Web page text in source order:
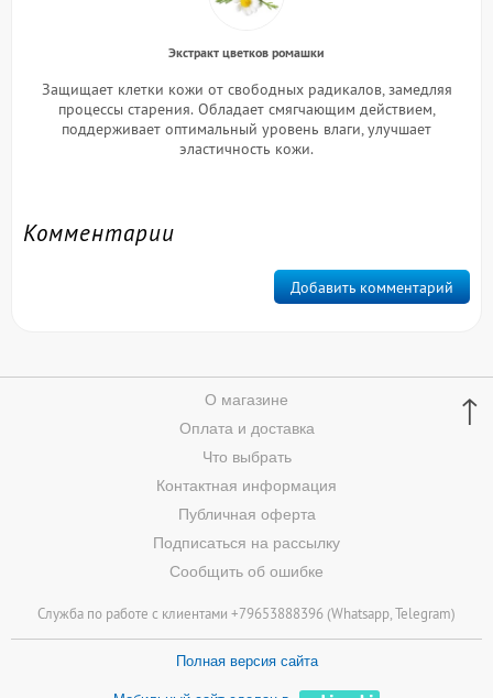
Экстракт цветков ромашки
Защищает клетки кожи от свободных радикалов, замедляя
процессы старения. Обладает смягчающим действием,
поддерживает оптимальный уровень влаги, улучшает
эластичность кожи.
Комментарии
Добавить комментарий
↑
О магазине
Оплата и доставка
Что выбрать
Контактная информация
Публичная оферта
Подписаться на рассылку
Сообщить об ошибке
Служба по работе с клиентами +79653888396 (Whatsapp , Telegram)
Полная версия сайта